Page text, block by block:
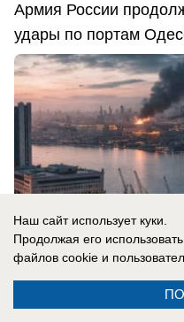
Армия России
удары по портам
Наш сайт использует куки.
Продолжая его
файлов cookie и